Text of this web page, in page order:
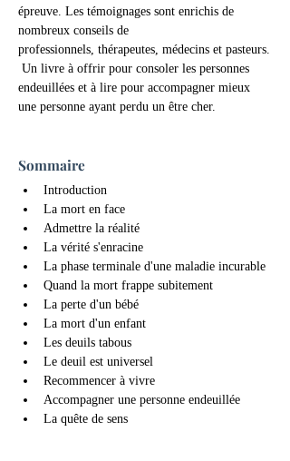
épreuve. Les témoignages sont enrichis de
nombreux conseils de
professionnels, thérapeutes, médecins et pasteurs.
Un livre à offrir pour consoler les personnes
endeuillées et à lire pour accompagner mieux
une personne ayant perdu un être cher.
Sommaire
Introduction
La mort en face
Admettre la réalité
La vérité s'enracine
La phase terminale d'une maladie incurable
Quand la mort frappe subitement
La perte d'un bébé
La mort d'un enfant
Les deuils tabous
Le deuil est universel
Recommencer à vivre
Accompagner une personne endeuillée
La quête de sens